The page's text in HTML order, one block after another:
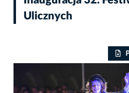
Ulicznych